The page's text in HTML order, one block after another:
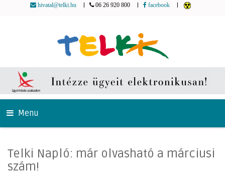
hivatal@telki.hu 06 26 920 800 facebook
Menu
Telki Napló: már olvasható a márciusi
szám!